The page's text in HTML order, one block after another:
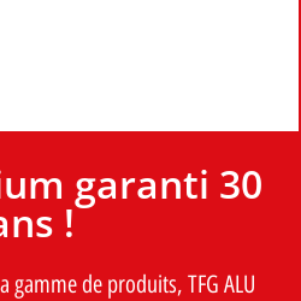
garanti 30
!
gamme de produits, TFG ALU